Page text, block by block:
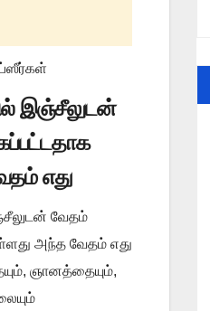
இஞ்சீலுடன்
எது
வேதம்
அந்த வேதம் எது
ஞானத்தையும்,